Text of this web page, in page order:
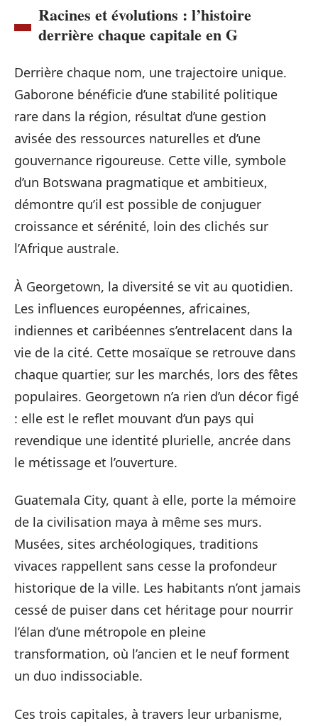
Racines et évolutions : l’histoire
derrière chaque capitale en G
Derrière chaque nom, une trajectoire unique.
Gaborone bénéficie d’une stabilité politique
rare dans la région, résultat d’une gestion
avisée des ressources naturelles et d’une
gouvernance rigoureuse. Cette ville, symbole
d’un Botswana pragmatique et ambitieux,
démontre qu’il est possible de conjuguer
croissance et sérénité, loin des clichés sur
l’Afrique australe.
À Georgetown, la diversité se vit au quotidien.
Les influences européennes, africaines,
indiennes et caribéennes s’entrelacent dans la
vie de la cité. Cette mosaïque se retrouve dans
chaque quartier, sur les marchés, lors des fêtes
populaires. Georgetown n’a rien d’un décor figé
: elle est le reflet mouvant d’un pays qui
revendique une identité plurielle, ancrée dans
le métissage et l’ouverture.
Guatemala City, quant à elle, porte la mémoire
de la civilisation maya à même ses murs.
Musées, sites archéologiques, traditions
vivaces rappellent sans cesse la profondeur
historique de la ville. Les habitants n’ont jamais
cessé de puiser dans cet héritage pour nourrir
l’élan d’une métropole en pleine
transformation, où l’ancien et le neuf forment
un duo indissociable.
Ces trois capitales, à travers leur urbanisme,